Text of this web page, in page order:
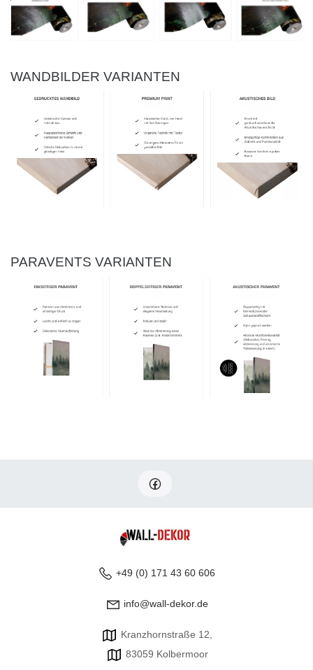
WANDBILDER VARIANTEN
PARAVENTS VARIANTEN
+49 (0) 171 43 60 606
info@wall-dekor.de
Kranzhornstraße 12,
83059 Kolbermoor